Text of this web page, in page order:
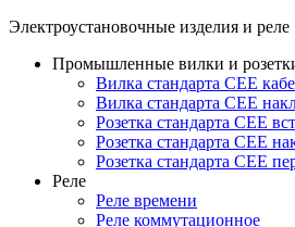
Электроустановочные изделия и реле
Промышленные вилки и
Вилка стандарта CEE
Вилка стандарта CEE
Розетка стандарта CEE
Розетка стандарта СЕЕ
Розетка стандарта СЕЕ
Реле
Реле времени
Реле коммутационное